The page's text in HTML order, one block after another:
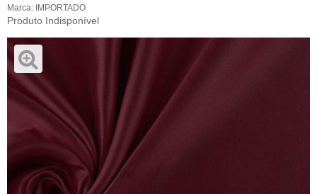
Marca: IMPORTADO
Produto Indisponível